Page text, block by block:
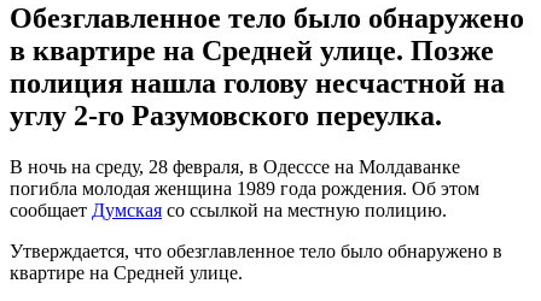
Обезглавленное тело было обнаружено
в квартире на Средней улице. Позже
полиция нашла голову несчастной на
углу 2-го Разумовского переулка.
В ночь на среду, 28 февраля, в Одесссе на Молдаванке
погибла молодая женщина 1989 года рождения. Об этом
сообщает Думская со ссылкой на местную полицию.
Утверждается, что обезглавленное тело было обнаружено в
квартире на Средней улице.